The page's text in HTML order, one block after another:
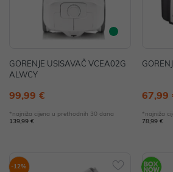
GORENJE USISAVAČ VCEA02G
ALWCY
99,99 €
*najniža cijena u prethodnih 30 dana
139,99 €
67,99
*najniža
78,99 €
-12%